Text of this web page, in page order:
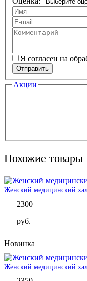
Ваше имя
Ваш e-mail
Комментарий
Я согласен на
Персональные
Отправить
Акции
Похожие товары
Женский медицинский
2300
руб.
Новинка
Женский медицинский